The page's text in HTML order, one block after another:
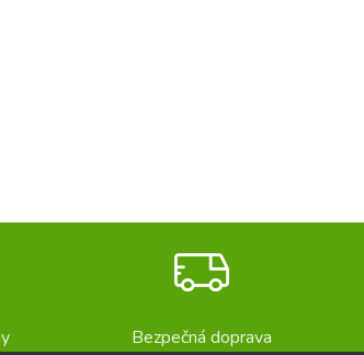
Bezpečná doprava